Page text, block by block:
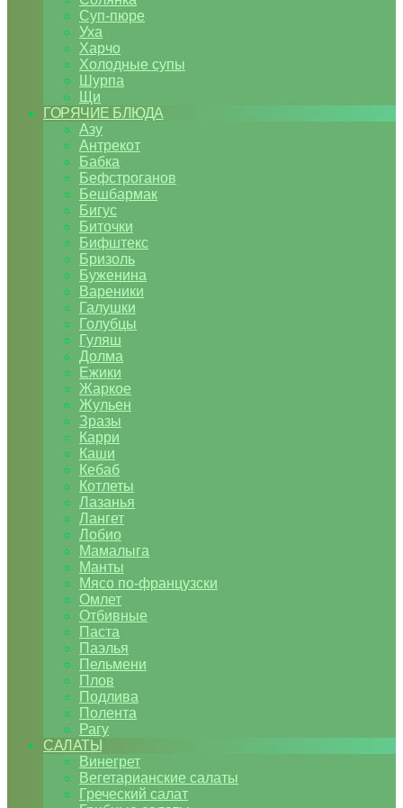
Суп-пюре
Уха
Харчо
Холодные супы
Шурпа
Щи
ГОРЯЧИЕ БЛЮДА
Азу
Антрекот
Бабка
Бефстроганов
Бешбармак
Бигус
Биточки
Бифштекс
Бризоль
Буженина
Вареники
Галушки
Голубцы
Гуляш
Долма
Ежики
Жаркое
Жульен
Зразы
Карри
Каши
Кебаб
Котлеты
Лазанья
Лангет
Лобио
Мамалыга
Манты
Мясо по-французски
Омлет
Отбивные
Паста
Паэлья
Пельмени
Плов
Подлива
Полента
Рагу
САЛАТЫ
Винегрет
Вегетарианские салаты
Греческий салат